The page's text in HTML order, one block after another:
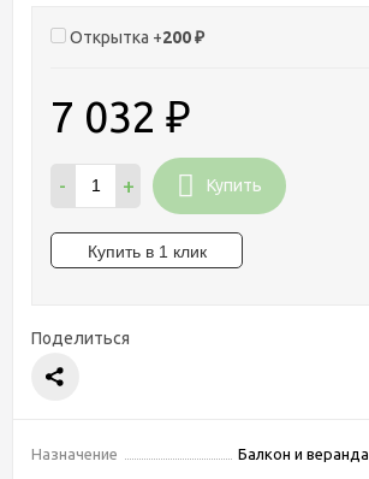
Открытка +200₽
7 032 ₽
- + Купить
Поделиться
Назначение
Балкон и веранда